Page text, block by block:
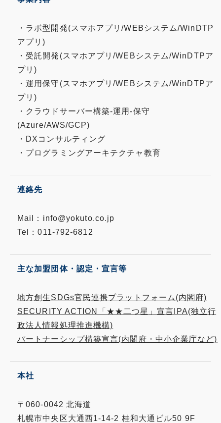
・ラボ型開発(スマホアプリ/WEBシステム/WinDTP
アプリ)
・受託開発(スマホアプリ/WEBシステム/WinDTPア
プリ)
・運用保守(スマホアプリ/WEBシステム/WinDTPア
プリ)
・クラウドサーバー構築-運用-保守
(Azure/AWS/GCP)
・DXコンサルティング
・プログラミングアーキテクチャ教育
連絡先
Mail：info@yokuto.co.jp
Tel：011-792-6812
主な加盟団体・認定・宣言等
地方創生SDGs官民連携プラットフォーム(内閣府)
SECURITY ACTION「★★二つ星」宣言IPA(独立行
政法人情報処理推進機構)
パートナーシップ構築宣言(内閣府・中小企業庁など)
本社
〒060-0042 北海道
札幌市中央区大通西1-14-2 桂和大通ビル50 9F